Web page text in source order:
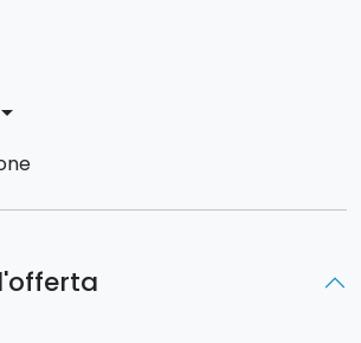
arrow_drop_down